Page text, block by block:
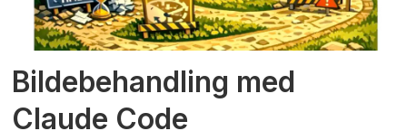
Bildebehandling med
Claude Code